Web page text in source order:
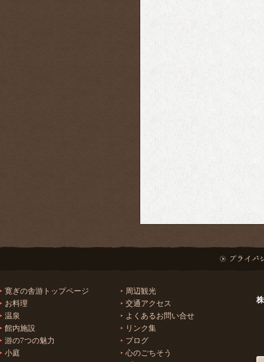
寛ぎの舎游トップページ
お料理
温泉
館内施設
游の7つの魅力
小庭
周辺観光
交通アクセス
よくあるお問い合せ
リンク集
ブログ
心のごちそう